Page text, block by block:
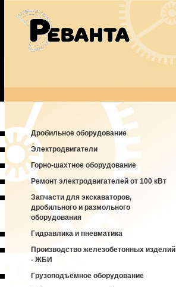
Дробильное оборудование
Электродвигатели
Горно-шахтное оборудование
Ремонт электродвигателей от 100 кВт
Запчасти для экскаваторов,
дробильного и размольного
оборудования
Гидравлика и пневматика
Производство железобетонных изделий
- ЖБИ
Грузоподъёмное оборудование